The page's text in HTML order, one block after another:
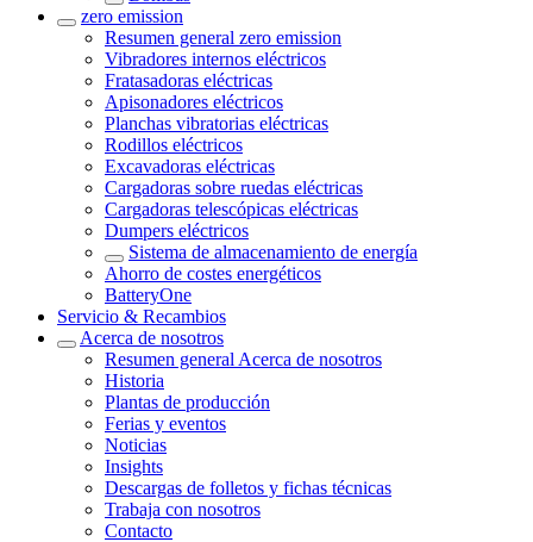
zero emission
Resumen general zero emission
Vibradores internos eléctricos
Fratasadoras eléctricas
Apisonadores eléctricos
Planchas vibratorias eléctricas
Rodillos eléctricos
Excavadoras eléctricas
Cargadoras sobre ruedas eléctricas
Cargadoras telescópicas eléctricas
Dumpers eléctricos
Sistema de almacenamiento de energía
Ahorro de costes energéticos
BatteryOne
Servicio & Recambios
Acerca de nosotros
Resumen general Acerca de nosotros
Historia
Plantas de producción
Ferias y eventos
Noticias
Insights
Descargas de folletos y fichas técnicas
Trabaja con nosotros
Contacto